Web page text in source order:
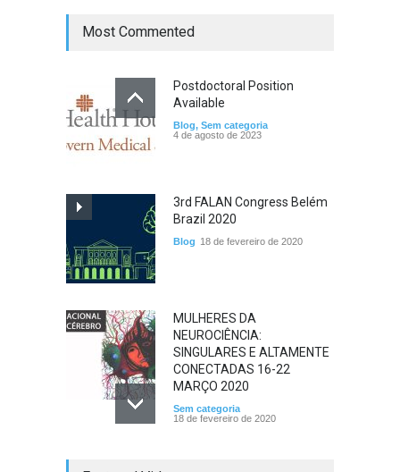
Most Commented
Postdoctoral Position
Available
Blog, Sem categoria
4 de agosto de 2023
3rd FALAN Congress Belém
Brazil 2020
Blog 18 de fevereiro de 2020
MULHERES DA
NEUROCIÊNCIA:
SINGULARES E ALTAMENTE
CONECTADAS 16-22
MARÇO 2020
Sem categoria
18 de fevereiro de 2020